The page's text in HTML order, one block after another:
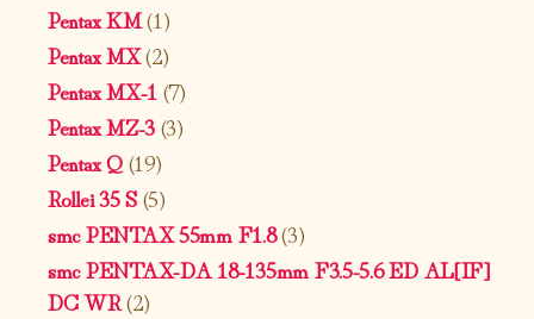
Pentax KM(1)
Pentax MX(2)
Pentax MX-1 (7)
Pentax MZ-3(3)
Pentax Q(19)
Rollei 35 S(5)
smc PENTAX 55mm F1.8(3)
smc PENTAX-DA 18-135mm F3.5-5.6 ED AL[IF]
DC WR(2)